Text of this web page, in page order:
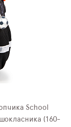
School
(160-